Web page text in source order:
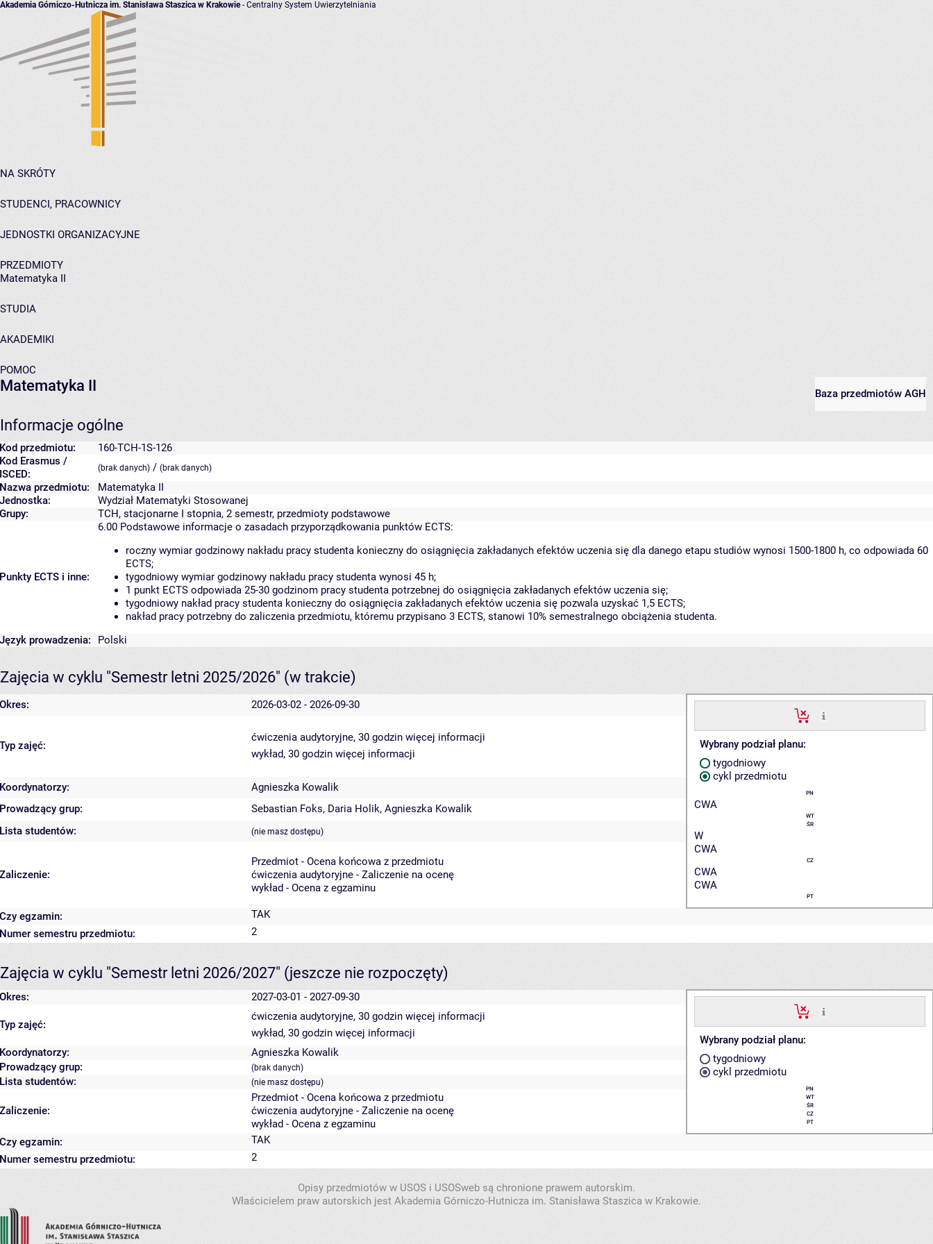
Akademia Górniczo-Hutnicza im. Stanisława Staszica w Krakowie- Centralny System Uwierzytelniania
NA SKRÓTY
STUDENCI, PRACOWNICY
JEDNOSTKI ORGANIZACYJNE
PRZEDMIOTY
Matematyka II
STUDIA
AKADEMIKI
POMOC
Baza przedmiotów AGH
Matematyka II
Informacje ogólne
Kod przedmiotu:
160-TCH-1S-126
Kod Erasmus /
ISCED:
(brak danych) / (brak danych)
Nazwa przedmiotu:
Matematyka II
Jednostka:
Wydział Matematyki Stosowanej
Grupy:
TCH, stacjonarne I stopnia, 2 semestr, przedmioty podstawowe
Punkty ECTS i inne:
6.00 Podstawowe informacje o zasadach przyporządkowania punktów ECTS:
roczny wymiar godzinowy nakładu pracy studenta konieczny do osiągnięcia zakładanych efektów uczenia się dla danego etapu studiów wynosi 1500-1800 h, co odpowiada 60
ECTS;
tygodniowy wymiar godzinowy nakładu pracy studenta wynosi 45 h;
1 punkt ECTS odpowiada 25-30 godzinom pracy studenta potrzebnej do osiągnięcia zakładanych efektów uczenia się;
tygodniowy nakład pracy studenta konieczny do osiągnięcia zakładanych efektów uczenia się pozwala uzyskać 1,5 ECTS;
nakład pracy potrzebny do zaliczenia przedmiotu, któremu przypisano 3 ECTS, stanowi 10% semestralnego obciążenia studenta.
Język prowadzenia:
Polski
Zajęcia w cyklu "Semestr letni 2025/2026" (w trakcie)
Okres: 2026-03-02 - 2026-09-30
Wybrany podział planu:
tygodniowy
cykl przedmiotu
PN
CWA
WT
ŚR
W
CWA
CZ
CWA
CWA
PT
Typ zajęć:
ćwiczenia audytoryjne, 30 godzin więcej informacji
wykład, 30 godzin więcej informacji
Koordynatorzy:
Agnieszka Kowalik
Prowadzący grup:
Sebastian Foks, Daria Holik, Agnieszka Kowalik
Lista studentów:
(nie masz dostępu)
Zaliczenie:
Przedmiot - Ocena końcowa z przedmiotu
ćwiczenia audytoryjne - Zaliczenie na ocenę
wykład - Ocena z egzaminu
Czy egzamin:
TAK
Numer semestru przedmiotu:
2
Zajęcia w cyklu "Semestr letni 2026/2027" (jeszcze nie rozpoczęty)
Okres: 2027-03-01 - 2027-09-30
Wybrany podział planu:
tygodniowy
cykl przedmiotu
PN
WT
ŚR
CZ
PT
Typ zajęć:
ćwiczenia audytoryjne, 30 godzin więcej informacji
wykład, 30 godzin więcej informacji
Koordynatorzy:
Agnieszka Kowalik
Prowadzący grup:
(brak danych)
Lista studentów: (nie masz dostępu)
Zaliczenie:
Przedmiot - Ocena końcowa z przedmiotu
ćwiczenia audytoryjne - Zaliczenie na ocenę
wykład - Ocena z egzaminu
Czy egzamin:
TAK
Numer semestru przedmiotu:
2
Opisy przedmiotów w USOS i USOSweb są chronione prawem autorskim.
Właścicielem praw autorskich jest Akademia Górniczo-Hutnicza im. Stanisława Staszica w Krakowie.